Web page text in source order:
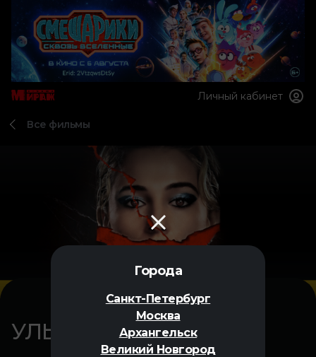
Города
Санкт-Петербург
Москва
Архангельск
Великий Новгород
Личный кабинет
Все фильмы
УЛЫБКА 2